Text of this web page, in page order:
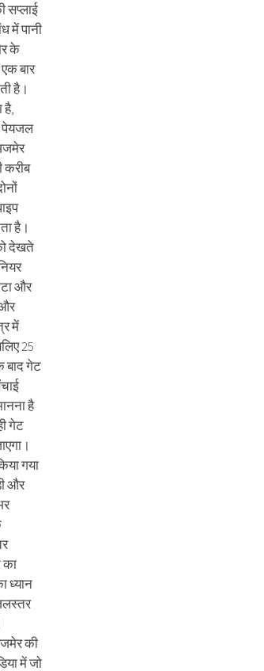
सप्लाई
में पानी
के
बार
है।
है,
पेयजल
करीब
है।
देखते
और
में
25
बाद गेट
है
गेट
गया
और
का
ध्यान
की
में जो